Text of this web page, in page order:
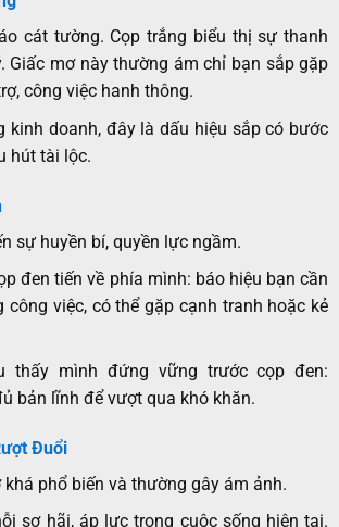
cát tường. Cọp trắng biểu thị sự thanh
Giấc mơ này thường ám chỉ bạn sắp gặp
công việc hanh thông.
kinh doanh, đây là dấu hiệu sắp có bước
hút tài lộc.
sự huyền bí, quyền lực ngầm.
đen tiến về phía mình: báo hiệu bạn cần
công việc, có thể gặp cạnh tranh hoặc kẻ
thấy mình đứng vững trước cọp đen:
bản lĩnh để vượt qua khó khăn.
Đuổi
phổ biến và thường gây ám ảnh.
sợ hãi, áp lực trong cuộc sống hiện tại.